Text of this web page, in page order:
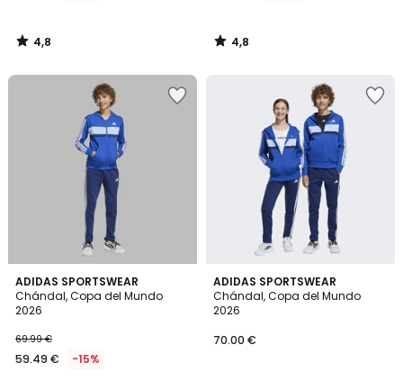
4,8
/
4,8
/
ADIDAS SPORTSWEAR
Chándal, Copa del Mundo
2026
69.99 €
59.49 € -15%
ADIDAS SPORTSWEAR
Chándal, Copa del Mundo
2026
70.00 €